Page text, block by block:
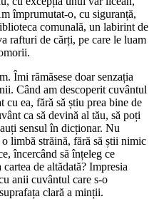
împrumutat-o, cu siguranță,
comunală, un labirint de
rafturi de cărți, pe care le luam
Îmi rămăsese doar senzația
Când am descoperit cuvântul
cu ea, fără să știu prea bine de
ca să devină al tău, să poți
sensul în dicționar. Nu
limbă străină, fără să știi nimic
încercând să înțeleg ce
de altădată? Impresia
anii cuvântul care s-o
clară a minții.